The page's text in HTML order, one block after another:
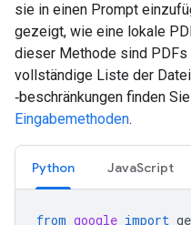
sie in einen Prompt
gezeigt, wie eine lokale
dieser Methode sind
vollständige Liste der
‑beschränkungen finden
Eingabemethoden.
Python JavaScript
from google import